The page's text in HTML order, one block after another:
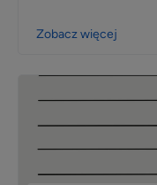
Zobacz więcej